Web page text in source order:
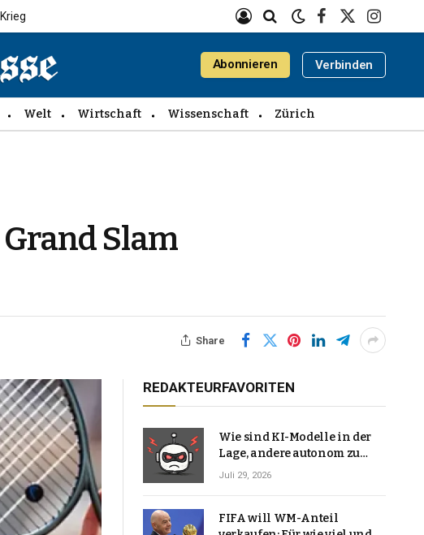
Facebook
X
Abonnieren Verbinden
Welt Wirtschaft Wissenschaft Zürich
Slam
Share
REDAKTEURFAVORITEN
Wie sind KI-Modelle in der
Lage, andere autonom zu
hacken? | Technologie-News
Juli 29, 2026
FIFA will WM-Anteil